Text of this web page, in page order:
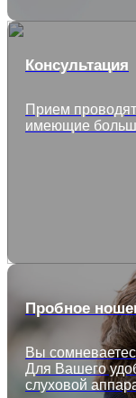
Консультация
Прием
имеющие
Пробное
Вы
Для Вашего
слуховой